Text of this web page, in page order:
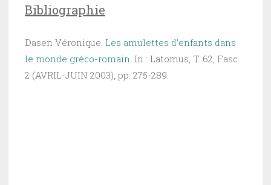
Bibliographie
Dasen Véronique. Les amulettes d’enfants dans
le monde gréco-romain. In : Latomus, T. 62, Fasc.
2 (AVRIL-JUIN 2003), pp. 275-289.